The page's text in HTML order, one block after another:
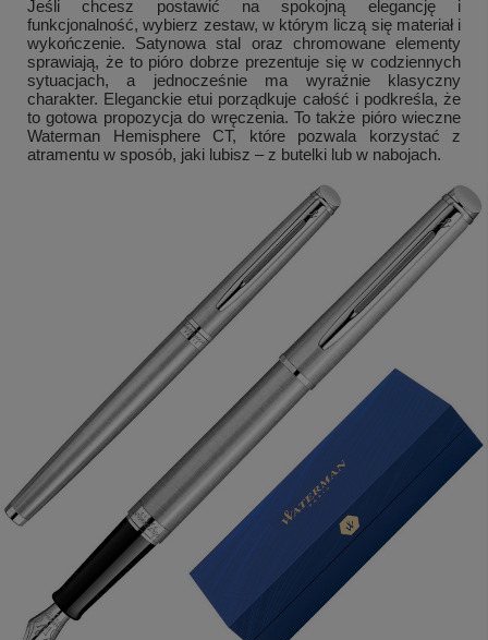
Jeśli chcesz postawić na spokojną elegancję i
funkcjonalność, wybierz zestaw, w którym liczą się materiał i
wykończenie. Satynowa stal oraz chromowane elementy
sprawiają, że to pióro dobrze prezentuje się w codziennych
sytuacjach, a jednocześnie ma wyraźnie klasyczny
charakter. Eleganckie etui porządkuje całość i podkreśla, że
to gotowa propozycja do wręczenia. To także pióro wieczne
Waterman Hemisphere CT, które pozwala korzystać z
atramentu w sposób, jaki lubisz – z butelki lub w nabojach.